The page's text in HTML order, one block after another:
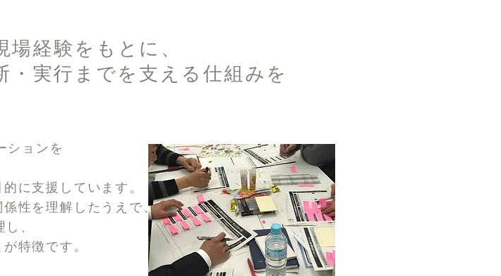
経験をもとに、
実行までを支える仕組みを
ションを
に支援しています。
性を理解したうえで、
、
特徴です。